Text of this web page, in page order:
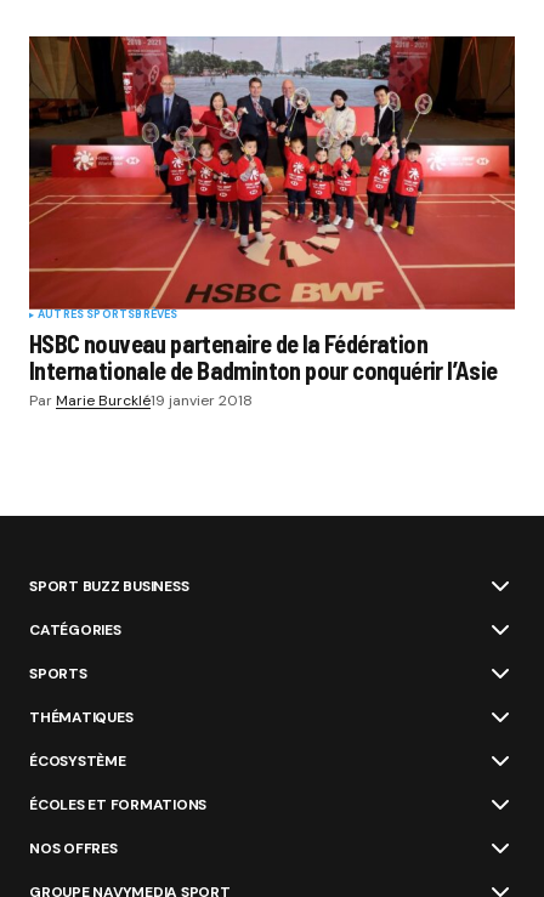
AUTRES SPORTSBRÈVES
HSBC nouveau partenaire de la Fédération
Internationale de Badminton pour conquérir l’Asie
ParMarie Burcklé19 janvier 2018
SPORT BUZZ BUSINESS
CATÉGORIES
SPORTS
THÉMATIQUES
ÉCOSYSTÈME
ÉCOLES ET FORMATIONS
NOS OFFRES
GROUPE NAVYMEDIA SPORT